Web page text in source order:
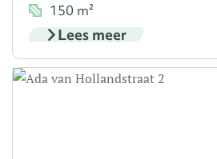
150 m²
Lees meer